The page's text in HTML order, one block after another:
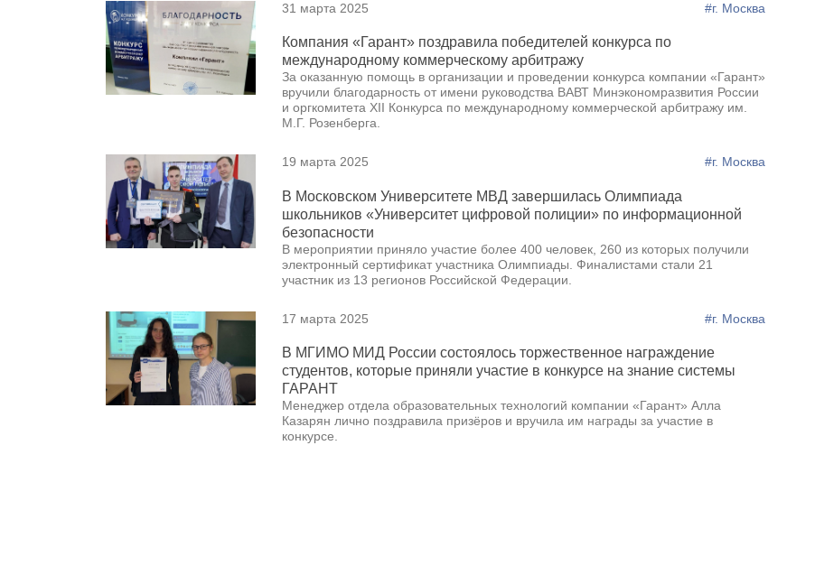
31 марта 2025 #г. Москва
Компания «Гарант» поздравила победителей конкурса по
международному коммерческому арбитражу
За оказанную помощь в организации и проведении конкурса компании «Гарант»
вручили благодарность от имени руководства ВАВТ Минэкономразвития России
и оргкомитета XII Конкурса по международному коммерческой арбитражу им.
М.Г. Розенберга.
19 марта 2025 #г. Москва
В Московском Университете МВД завершилась Олимпиада
школьников «Университет цифровой полиции» по информационной
безопасности
В мероприятии приняло участие более 400 человек, 260 из которых получили
электронный сертификат участника Олимпиады. Финалистами стали 21
участник из 13 регионов Российской Федерации.
17 марта 2025 #г. Москва
В МГИМО МИД России состоялось торжественное награждение
студентов, которые приняли участие в конкурсе на знание системы
ГАРАНТ
Менеджер отдела образовательных технологий компании «Гарант» Алла
Казарян лично поздравила призёров и вручила им награды за участие в
конкурсе.